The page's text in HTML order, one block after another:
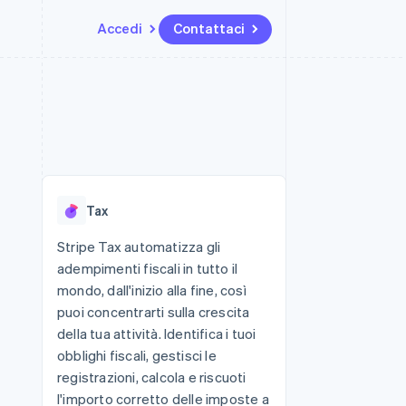
Accedi Contattaci
Radar
Costituzione di start-up
Climate
Rimozione del carbonio
Identity
Verifica online dell'identità
Stato dell'API
Tax
Stripe Tax automatizza gli
adempimenti fiscali in tutto il
mondo, dall'inizio alla fine, così
puoi concentrarti sulla crescita
della tua attività. Identifica i tuoi
obblighi fiscali, gestisci le
registrazioni, calcola e riscuoti
l'importo corretto delle imposte a